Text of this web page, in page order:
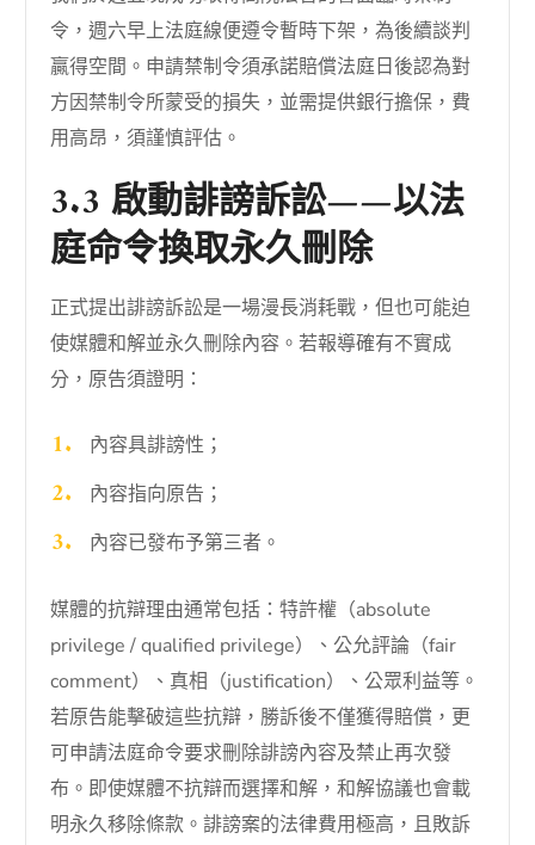
令，週六早上法庭線便遵令暫時下架，為後續談判
贏得空間。申請禁制令須承諾賠償法庭日後認為對
方因禁制令所蒙受的損失，並需提供銀行擔保，費
用高昂，須謹慎評估。
3.3 啟動誹謗訴訟——以法
庭命令換取永久刪除
正式提出誹謗訴訟是一場漫長消耗戰，但也可能迫
使媒體和解並永久刪除內容。若報導確有不實成
分，原告須證明：
內容具誹謗性；
內容指向原告；
內容已發布予第三者。
媒體的抗辯理由通常包括：特許權（absolute
privilege / qualified privilege）、公允評論（fair
comment）、真相（justification）、公眾利益等。
若原告能擊破這些抗辯，勝訴後不僅獲得賠償，更
可申請法庭命令要求刪除誹謗內容及禁止再次發
布。即使媒體不抗辯而選擇和解，和解協議也會載
明永久移除條款。誹謗案的法律費用極高，且敗訴